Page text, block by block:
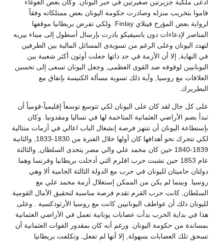
ادعى ملكية جزيرتين صغيرتين في حبر اليونان. وكان بعض الغوغاء
قاموا بتخريب منزله وصادرت حكومة اليونان بعض ممتلكاته وفقاً
لرواية بعض المؤرخ فينلاي Finlay. ولكي تفرض بريطانيا موقفها
المناصر لإدعاءات دون باسيفيكو بادرت بإرسال أسطول إلى ميناء بيريه
لتهدد اليونان وعلى الرغم من تسويةى المسائل المالية بين الطرفين
في النهاية, إلا أن الأزمة في حد ذاتها جعلت أوثون أكثر شعبية بين
اليونانيين لوقوفه ضد القوى العظمى, وجعل اليونان تسعى إلى تحسين
العلاقات مع روسيا, وآية ذلك تسوية مسألة الكنيسة بإتفاق مع
البطريرك.
على كل حال لقد كان على اليونان لكي تتوسع توسعاً إقليمياً-قومياً أن
تبدأ بضم الأراضي العثمانية المتاخمة لها في تساليا ومقدونيا. وكان
بإستطاعة اليونان أن تنتهز فرصة إنشغال الباب اعالي في أزمات متتالية
لكي تتحرك نحو أهدافها كان أولها خلال الفترة من 1830-1833, والثانية
1839-1840 حين كان محمد علي والي مصر يتحدى السلطان, والثالثة
عام 1853 حين نشبت حرب اقلرم التي أدخلت بريطانيا وفرنسا وهما
دولتان حاميتان لليونان في حرب مع الدولة الثالثة الحامية ألا وهي
روسيا. وبينما لم يكن من الممكن إستغلال أزمة محمد علي مع
السلطان, كانت حرب القرم تقدم فرصة مناسبة لتحقيق الآمال القومية
لليونان ذلك أن عواطف اليونانيين كانت مع روسيا الأرثوذكسية . وعلى
هذا في بداية الحرب بدأت عصابات يونانية تعمل في الأراضي العثمانية
بمساندة من حكومة اليونان. ورغم أنه كان بمقدور القوات العثمانية أن
تسحق تلك العصابات بسهولة, إلا أنها لم تفعل, وتكلفت بريطانيا